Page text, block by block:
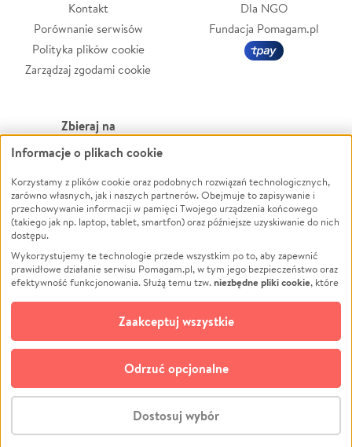
Stwórz zbiórkę - za darmo
Kontakt
Porównanie serwisów
Polityka plików cookie
Zarządzaj zgodami cookie
Dla NGO
Fundacja Pomagam.pl
Zbieraj na
Leczenie
Zwierzęta
Pożar
Ukraina
Pomoc Finansowa
Projekty
Pogrzeb
Społeczność lokalna
Kultura
Powódź
Wichura
NGO
Edukacja
Podróż
Impreza
Ochrona środowiska
Biznes
© CROWDING SP. Z O.O.
Informacje o plikach cookie
Korzystamy z plików cookie oraz podobnych rozwiązań technologicznych,
zarówno własnych, jak i naszych partnerów. Obejmuje to zapisywanie i
przechowywanie informacji w pamięci Twojego urządzenia końcowego
(takiego jak np. laptop, tablet, smartfon) oraz późniejsze uzyskiwanie do nich
dostępu.
Wykorzystujemy te technologie przede wszystkim po to, aby zapewnić
prawidłowe działanie serwisu Pomagam.pl, w tym jego bezpieczeństwo oraz
efektywność funkcjonowania. Służą temu tzw.niezbędne pliki cookie, które
opcjonalnych plików cookie
technologii do celów analitycznych i retargetingowych. Możesz wyrazić
zgodę na ich stosowanie lub jej odmówić. W dowolnym momencie masz
możliwość zmiany swoich preferencji na stronie „Zarządzaj zgodami cookie”,
do której link znajdziesz w stopce serwisu Pomagam.pl. Opcjonalne pliki
cookie wykorzystywane są w następujących celach:
działanie serwisu Pomagam.pl. Dzięki nim możemy zrozumieć, jak
użytkownicy korzystają z naszego serwisu – skąd trafiają do serwisu, jak
Dostosuj wybór
Odrzuć opcjonalne
Zaakceptuj wszystkie